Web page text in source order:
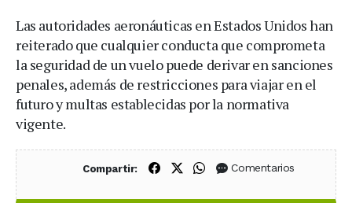
Las autoridades aeronáuticas en Estados Unidos han
reiterado que cualquier conducta que comprometa
la seguridad de un vuelo puede derivar en sanciones
penales, además de restricciones para viajar en el
futuro y multas establecidas por la normativa
vigente.
Compartir: Compartir en Facebook
Compartir en X (Twitter)
Compartir en WhatsApp
Comentarios